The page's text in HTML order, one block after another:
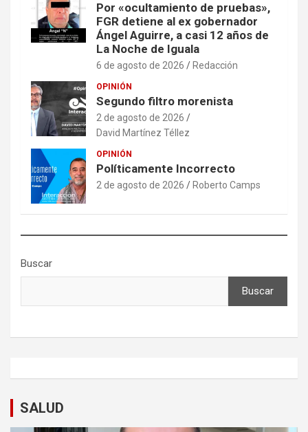
Por «ocultamiento de pruebas»,
FGR detiene al ex gobernador
Ángel Aguirre, a casi 12 años de
La Noche de Iguala
6 de agosto de 2026 Redacción
OPINIÓN
Segundo filtro morenista
2 de agosto de 2026
David Martínez Téllez
OPINIÓN
Políticamente Incorrecto
2 de agosto de 2026 Roberto Camps
Buscar
Buscar
SALUD